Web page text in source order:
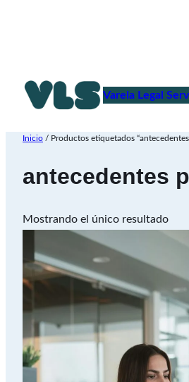
contenido
Varela Legal
Inicio / Productos etiquetados
antecedentes
Mostrando el único resultado